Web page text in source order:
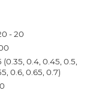
- 20
(0.35, 0.4, 0.45, 0.5,
0.6, 0.65, 0.7)